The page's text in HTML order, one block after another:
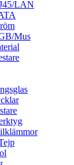
LAN
Mus